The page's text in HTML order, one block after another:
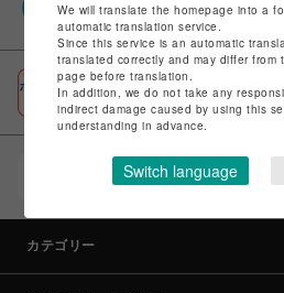
全国のPARCOやONLINE PARCOで貯
ポケパル払い
初回登録＆お買物で最大1,500円分の
POCKET PARCO（公式アプリ）
コイン＆クーポンでPARCOでのお買い
カテゴリー
We will translate the homepage into a
automatic translation service.
Since this service is an automatic
translated correctly and may differ
page before translation.
In addition, we do not take any
indirect damage caused by using this
understanding in advance.
Switch language